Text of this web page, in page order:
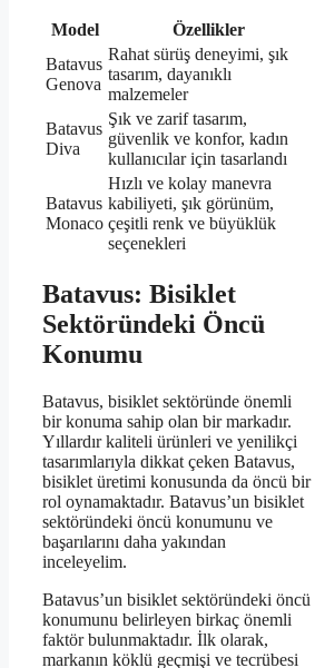
Model
Özellikler
Batavus
Genova
Rahat sürüş deneyimi, şık
tasarım, dayanıklı
malzemeler
Batavus
Diva
Şık ve zarif tasarım,
güvenlik ve konfor, kadın
kullanıcılar için tasarlandı
Batavus
Monaco
Hızlı ve kolay manevra
kabiliyeti, şık görünüm,
çeşitli renk ve büyüklük
seçenekleri
Batavus: Bisiklet
Sektöründeki Öncü
Konumu
Batavus, bisiklet sektöründe önemli
bir konuma sahip olan bir markadır.
Yıllardır kaliteli ürünleri ve yenilikçi
tasarımlarıyla dikkat çeken Batavus,
bisiklet üretimi konusunda da öncü bir
rol oynamaktadır. Batavus’un bisiklet
sektöründeki öncü konumunu ve
başarılarını daha yakından
inceleyelim.
Batavus’un bisiklet sektöründeki öncü
konumunu belirleyen birkaç önemli
faktör bulunmaktadır. İlk olarak,
markanın köklü geçmişi ve tecrübesi